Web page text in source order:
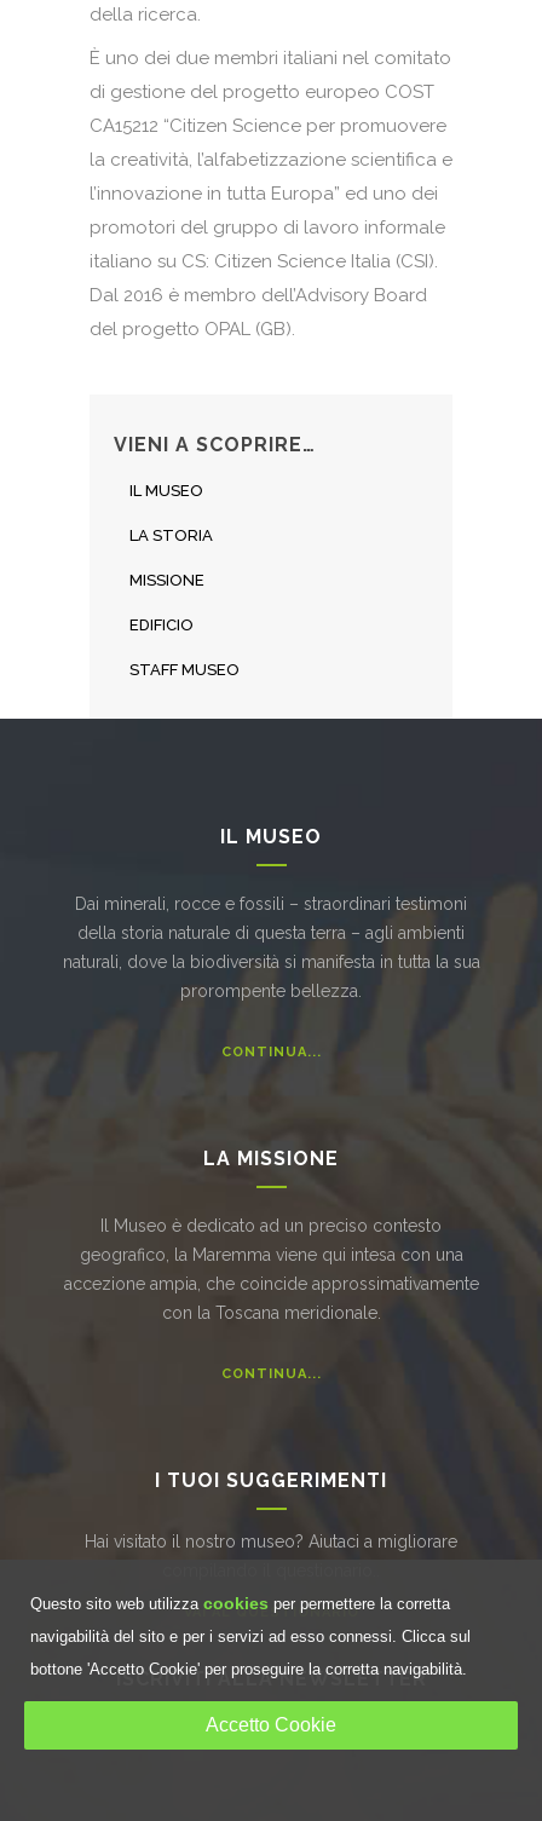
della ricerca.
È uno dei due membri italiani nel comitato
di gestione del progetto europeo COST
CA15212 “Citizen Science per promuovere
la creatività, l’alfabetizzazione scientifica e
l’innovazione in tutta Europa” ed uno dei
promotori del gruppo di lavoro informale
italiano su CS: Citizen Science Italia (CSI).
Dal 2016 è membro dell’Advisory Board
del progetto OPAL (GB).
VIENI A SCOPRIRE…
IL MUSEO
LA STORIA
MISSIONE
EDIFICIO
STAFF MUSEO
IL MUSEO
Dai minerali, rocce e fossili – straordinari testimoni
della storia naturale di questa terra – agli ambienti
naturali, dove la biodiversità si manifesta in tutta la sua
prorompente bellezza.
CONTINUA...
LA MISSIONE
Il Museo è dedicato ad un preciso contesto
geografico, la Maremma viene qui intesa con una
accezione ampia, che coincide approssimativamente
con la Toscana meridionale.
CONTINUA...
I TUOI SUGGERIMENTI
Hai visitato il nostro museo? Aiutaci a migliorare
VAI AL QUESTIONARIO
ISCRIVITI ALLA NEWSLETTER
[newsletter]
Questo sito web utilizza cookies per permettere la corretta
navigabilità del sito e per i servizi ad esso connessi. Clicca sul
bottone 'Accetto Cookie' per proseguire la corretta navigabilità.
Accetto Cookie